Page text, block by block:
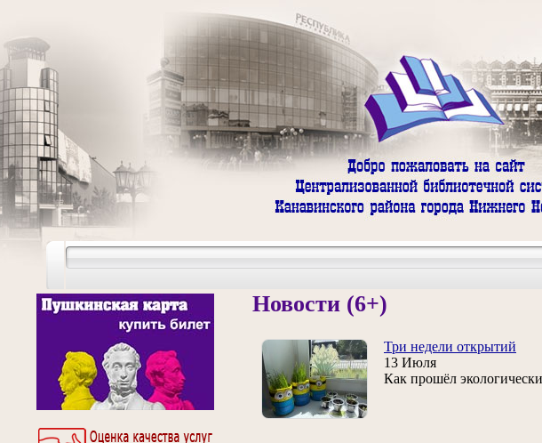
Новости (6+)
Три недели открытий
13 Июля
Как прошёл